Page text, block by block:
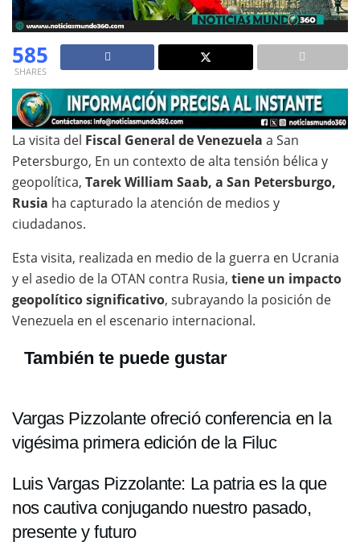
585
SHARES
La visita del Fiscal General de Venezuela a San
Petersburgo, En un contexto de alta tensión bélica y
geopolítica, Tarek William Saab, a San Petersburgo,
Rusia ha capturado la atención de medios y
ciudadanos.
Esta visita, realizada en medio de la guerra en Ucrania
y el asedio de la OTAN contra Rusia, tiene un impacto
geopolítico significativo, subrayando la posición de
Venezuela en el escenario internacional.
También te puede gustar
Vargas Pizzolante ofreció conferencia en la
vigésima primera edición de la Filuc
Luis Vargas Pizzolante: La patria es la que
nos cautiva conjugando nuestro pasado,
presente y futuro